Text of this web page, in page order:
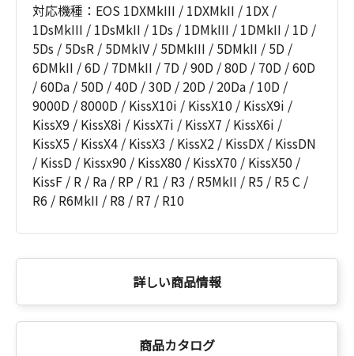
対応機種：EOS 1DXMkIII / 1DXMkII / 1DX /
1DsMkIII / 1DsMkII / 1Ds / 1DMkIII / 1DMkII / 1D /
5Ds / 5DsR / 5DMkIV / 5DMkIII / 5DMkII / 5D /
6DMkII / 6D / 7DMkII / 7D / 90D / 80D / 70D / 60D
/ 60Da / 50D / 40D / 30D / 20D / 20Da / 10D /
9000D / 8000D / KissX10i / KissX10 / KissX9i /
KissX9 / KissX8i / KissX7i / KissX7 / KissX6i /
KissX5 / KissX4 / KissX3 / KissX2 / KissDX / KissDN
/ KissD / Kissx90 / KissX80 / KissX70 / KissX50 /
KissF / R / Ra / RP / R1 / R3 / R5MkII / R5 / R5 C /
R6 / R6MkII / R8 / R7 / R10
詳しい商品情報
商品カタログ